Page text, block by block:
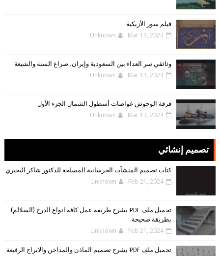
فيلم سور الأزبكية
Unknown Mar 13, 2024
وثائقي سر العداء بين السعودية وإيران، صراع السنة والشيعة
Unknown Mar 13, 2024
فرقة الوحوش غواصات أسطول الشمال الجزء الأول
Unknown Mar 13, 2024
تصميم إنشائي
كتاب تصميم المنشآت الخرسانية المسلحة للدكتور شاكر البحيري
Unknown Feb 21, 2024
تحميل ملف PDF يشرح طريقة عمل كافة انواع الدرج (السلالم)
بطريقة صحيحة
Unknown Feb 21, 2024
تحميل ملف PDF يشرح تصميم الماذن والمداخن والابراج الرفيعة